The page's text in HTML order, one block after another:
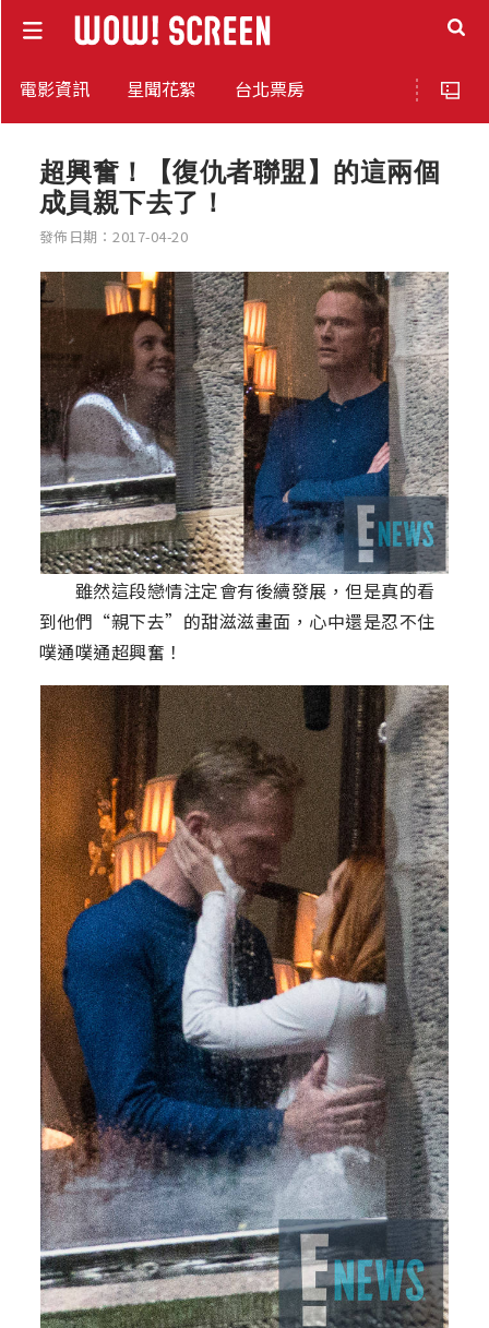
電影資訊 星聞花絮 台北票房
超興奮！【復仇者聯盟】的這兩個
成員親下去了！
發佈日期：2017-04-20
雖然這段戀情注定會有後續發展，但是真的看
到他們“親下去”的甜滋滋畫面，心中還是忍不住
噗通噗通超興奮！